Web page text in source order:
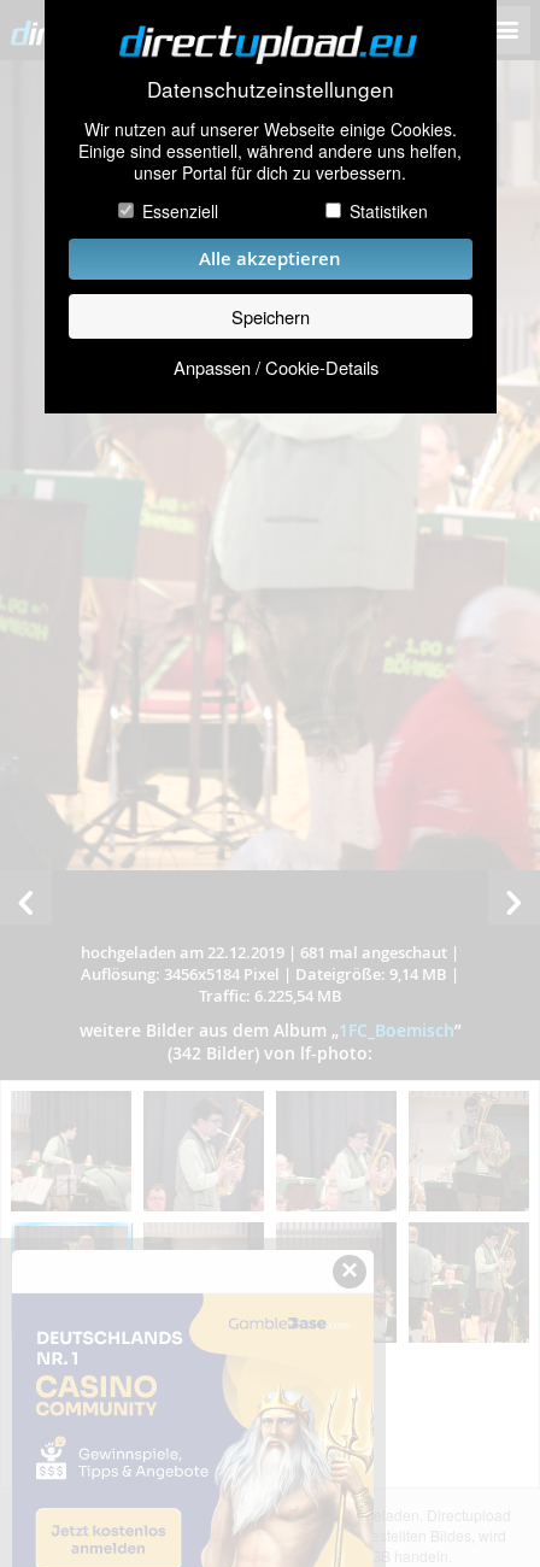
Datenschutzeinstellungen
Wir nutzen auf unserer Webseite einige Cookies.
Einige sind essentiell, während andere uns helfen,
unser Portal für dich zu verbessern.
Essenziell
Statistiken
Alle akzeptieren
Speichern
Anpassen / Cookie-Details
hochgeladen am 22.12.2019 | 681 mal angeschaut |
Auflösung: 3456x5184 Pixel | Dateigröße: 9,14 MB |
Traffic: 6.225,54 MB
weitere Bilder aus dem Album „1FC_Boemisch”
(342 Bilder) von lf-photo:
Das dargestellte Bild wurde von einem Nutzer hochgeladen. Directupload
übernimmt keinerlei Haftung für den Inhalt des dargestellten Bildes, wird
jedoch bei Verstößen nach §2(3) unserer AGB handeln.
×